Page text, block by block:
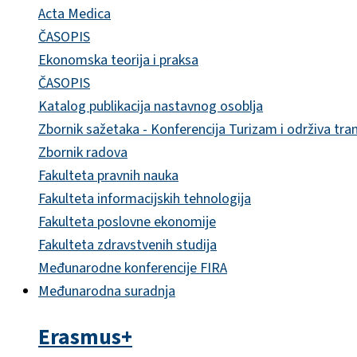
Acta Medica
ČASOPIS
Ekonomska teorija i praksa
ČASOPIS
Katalog publikacija nastavnog osoblja
Zbornik sažetaka - Konferencija Turizam i održiva
Zbornik radova
Fakulteta pravnih nauka
Fakulteta informacijskih tehnologija
Fakulteta poslovne ekonomije
Fakulteta zdravstvenih studija
Međunarodne konferencije FIRA
Međunarodna suradnja
Erasmus+